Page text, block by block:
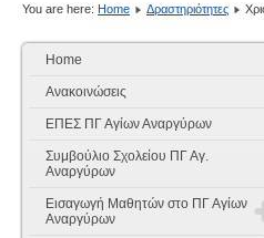
You are here: Home Δραστηριότητες
Home
Ανακοινώσεις
ΕΠΕΣ ΠΓ Αγίων Αναργύρων
Συμβούλιο Σχολείου ΠΓ Αγ.
Αναργύρων
Εισαγωγή Μαθητών στο ΠΓ Αγίων
Αναργύρων